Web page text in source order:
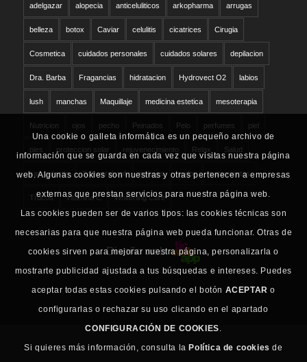
adelgazar alopecia anticeluliticos arkopharma arrugas
belleza botox Caviar celulitis cicatrices Cirugia
Cosmetica cuidados personales cuidados solares depilacion
Dra. Barba Fragancias hidratacion Hydrovect O2 labios
lush manchas Maquillaje medicina estetica mesoterapia
Nutricion ojos pecho Peinados Pelo perfumes piel
pies proteccion solar rejuvenecimiento Relax Salud
san valentin Schwarzkopf solares sudor tratamientos
Trucos vitamina C Whitening Care
Diseño web
Una cookie o galleta informática es un pequeño archivo de
información que se guarda en cada vez que visitas nuestra página
web. Algunas cookies son nuestras y otras pertenecen a empresas
externas que prestan servicios para nuestra página web.
Las cookies pueden ser de varios tipos: las cookies técnicas son
necesarias para que nuestra página web pueda funcionar. Otras de
cookies sirven para mejorar nuestra página, personalizarla o
mostrarte publicidad ajustada a tus búsquedas e intereses. Puedes
aceptar todas estas cookies pulsando el botón ACEPTAR o
configurarlas o rechazar su uso clicando en el apartado
CONFIGURACIÓN DE COOKIES.
Si quieres más información, consulta la Política de cookies de